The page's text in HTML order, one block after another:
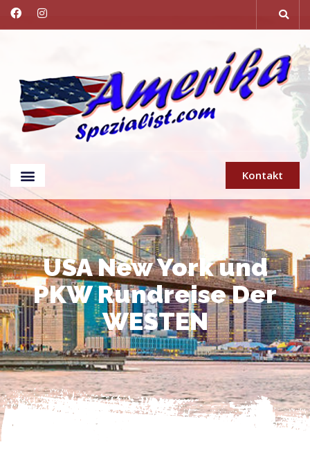
Kontakt
USA New York und
PKW Rundreise Der
WESTEN